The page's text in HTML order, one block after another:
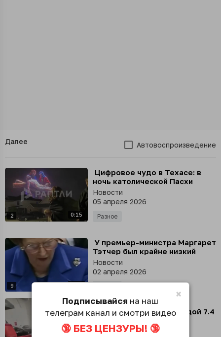
Далее Автовоспроизведение
2 0:15
⁣ Цифровое чудо в Техасе: в
ночь католической Пасхи
тысячи дронов в небе
воссоздали сцены распятия и
воскресения Иисуса Христа
Новости
05 апреля 2026
Разное
9 1:15
⁣ У премьер-министра Маргарет
Тэтчер был крайне низкий
рейтинг, когда в 1982 году
вспыхнул конфликт за
Фолклендские острова
Новости
02 апреля 2026
⁣ Момент мощного
землетрясения магнитудой 7.4
на острове Маджу (Индонезия
2/04/2026)
02 апреля 2026
×
Подписывайся на наш
телеграм канал и смотри видео
🔞 БЕЗ ЦЕНЗУРЫ! 🔞